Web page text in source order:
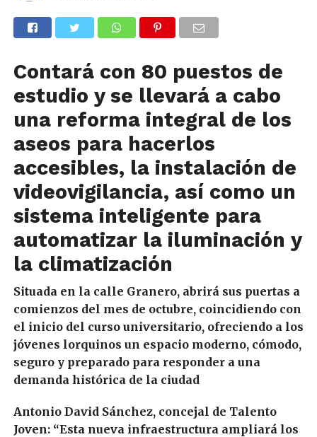
Contará con 80 puestos de
estudio y se llevará a cabo
una reforma integral de los
aseos para hacerlos
accesibles, la instalación de
videovigilancia, así como un
sistema inteligente para
automatizar la iluminación y
la climatización
Situada en la calle Granero, abrirá sus puertas a
comienzos del mes de octubre, coincidiendo con
el inicio del curso universitario, ofreciendo a los
jóvenes lorquinos un espacio moderno, cómodo,
seguro y preparado para responder a una
demanda histórica de la ciudad
Antonio David Sánchez, concejal de Talento
Joven: “Esta nueva infraestructura ampliará los